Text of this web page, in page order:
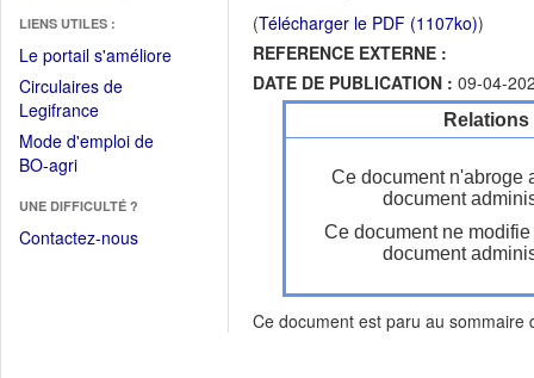
LIENS UTILES :
Le portail s'améliore(Fichier
Circulaires de
Legifrance(Ouvrir
dans
une
fenêtre)
Mode d'emploi de
BO-agri(Ouvrir
une
nouvelle
UNE DIFFICULTÉ ?
Contactez-nous
(Télécharger le PDF (1107ko))
REFERENCE EXTERNE :
DATE DE PUBLICATION : 09-04-
Ce document n'abroge
document
Ce document ne
document
Ce document est paru au sommaire